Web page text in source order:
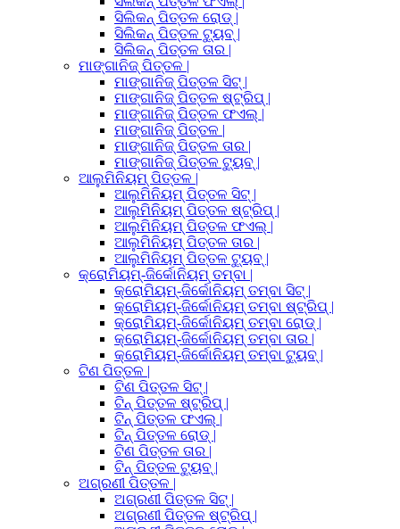
ସିଲିକନ୍ ପିତ୍ତଳ ରୋଡ୍ |
ସିଲିକନ୍ ପିତ୍ତଳ ଟ୍ୟୁବ୍ |
ସିଲିକନ୍ ପିତ୍ତଳ ତାର |
ମାଙ୍ଗାନିଜ୍ ପିତ୍ତଳ |
ମାଙ୍ଗାନିଜ୍ ପିତ୍ତଳ ସିଟ୍ |
ମାଙ୍ଗାନିଜ୍ ପିତ୍ତଳ ଷ୍ଟ୍ରିପ୍ |
ମାଙ୍ଗାନିଜ୍ ପିତ୍ତଳ ଫଏଲ୍ |
ମାଙ୍ଗାନିଜ୍ ପିତ୍ତଳ |
ମାଙ୍ଗାନିଜ୍ ପିତ୍ତଳ ତାର |
ମାଙ୍ଗାନିଜ୍ ପିତ୍ତଳ ଟ୍ୟୁବ୍ |
ଆଲୁମିନିୟମ୍ ପିତ୍ତଳ |
ଆଲୁମିନିୟମ୍ ପିତ୍ତଳ ସିଟ୍ |
ଆଲୁମିନିୟମ୍ ପିତ୍ତଳ ଷ୍ଟ୍ରିପ୍ |
ଆଲୁମିନିୟମ୍ ପିତ୍ତଳ ଫଏଲ୍ |
ଆଲୁମିନିୟମ୍ ପିତ୍ତଳ ତାର |
ଆଲୁମିନିୟମ୍ ପିତ୍ତଳ ଟ୍ୟୁବ୍ |
କ୍ରୋମିୟମ୍-ଜିର୍କୋନିୟମ୍ ତମ୍ବା |
କ୍ରୋମିୟମ୍-ଜିର୍କୋନିୟମ୍ ତମ୍ବା ସିଟ୍ |
କ୍ରୋମିୟମ୍-ଜିର୍କୋନିୟମ୍ ତମ୍ବା ଷ୍ଟ୍ରିପ୍ |
କ୍ରୋମିୟମ୍-ଜିର୍କୋନିୟମ୍ ତମ୍ବା ରୋଡ୍ |
କ୍ରୋମିୟମ୍-ଜିର୍କୋନିୟମ୍ ତମ୍ବା ତାର |
କ୍ରୋମିୟମ୍-ଜିର୍କୋନିୟମ୍ ତମ୍ବା ଟ୍ୟୁବ୍ |
ଟିଣ ପିତ୍ତଳ |
ଟିଣ ପିତ୍ତଳ ସିଟ୍ |
ଟିନ୍ ପିତ୍ତଳ ଷ୍ଟ୍ରିପ୍ |
ଟିନ୍ ପିତ୍ତଳ ଫଏଲ୍ |
ଟିନ୍ ପିତ୍ତଳ ରୋଡ୍ |
ଟିଣ ପିତ୍ତଳ ତାର |
ଟିନ୍ ପିତ୍ତଳ ଟ୍ୟୁବ୍ |
ଅଗ୍ରଣୀ ପିତ୍ତଳ |
ଅଗ୍ରଣୀ ପିତ୍ତଳ ସିଟ୍ |
ଅଗ୍ରଣୀ ପିତ୍ତଳ ଷ୍ଟ୍ରିପ୍ |